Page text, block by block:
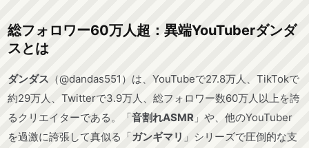
総フォロワー60万人超：異端YouTuberダンダ
スとは
ダンダス （@dandas551）は、YouTubeで27.8万人、TikTokで
約29万人、Twitterで3.9万人、総フォロワー数60万人以上を誇
るクリエイターである。「音割れASMR 」や、他のYouTuber
を過激に誇張して真似る「ガンギマリ 」シリーズで圧倒的な支